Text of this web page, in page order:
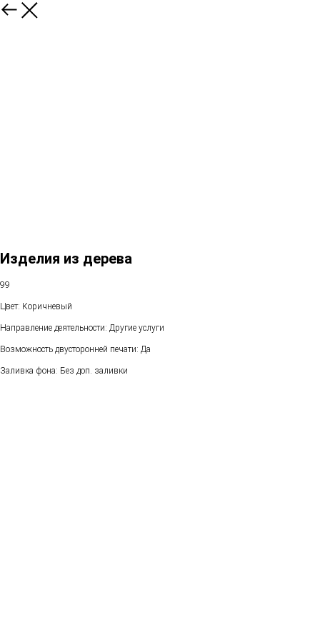
Изделия из дерева
99
Цвет: Коричневый
Направление деятельности: Другие услуги
Возможность двусторонней печати: Да
Заливка фона: Без доп. заливки